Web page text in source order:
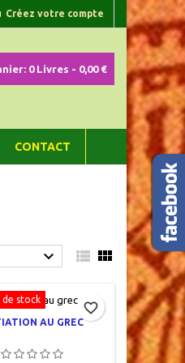
Créez votre compte
0Livres - 0,00 €
CONTACT
  
stock
AU GREC
favorite_border